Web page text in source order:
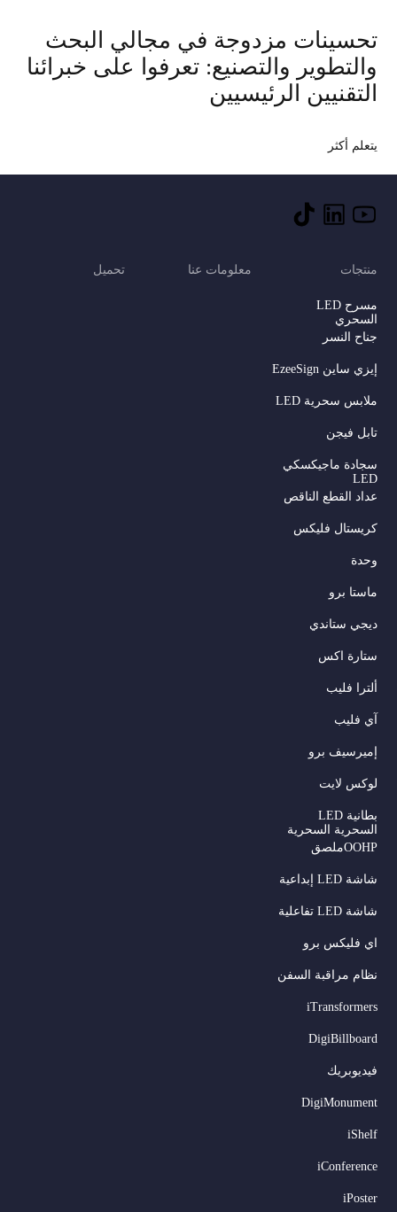
تحسينات مزدوجة في مجالي البحث
والتطوير والتصنيع: تعرفوا على خبرائنا
التقنيين الرئيسيين
يتعلم أكثر
منتجات
مسرح LED
السحري
جناح النسر
إيزي ساين EzeeSign
ملابس سحرية LED
تابل فيجن
سجادة ماجيكسكي
LED
عداد القطع الناقص
كريستال فليكس
وحدة
ماستا برو
ديجي ستاندي
ستارة اكس
ألترا فليب
آي فليب
إميرسيف برو
لوكس لايت
بطانية LED
السحرية السحرية
OOHPملصق
شاشة LED إبداعية
شاشة LED تفاعلية
اي فليكس برو
نظام مراقبة السفن
iTransformers
DigiBillboard
فيديوبريك
DigiMonument
iShelf
iConference
iPoster
معلومات عنا تحميل